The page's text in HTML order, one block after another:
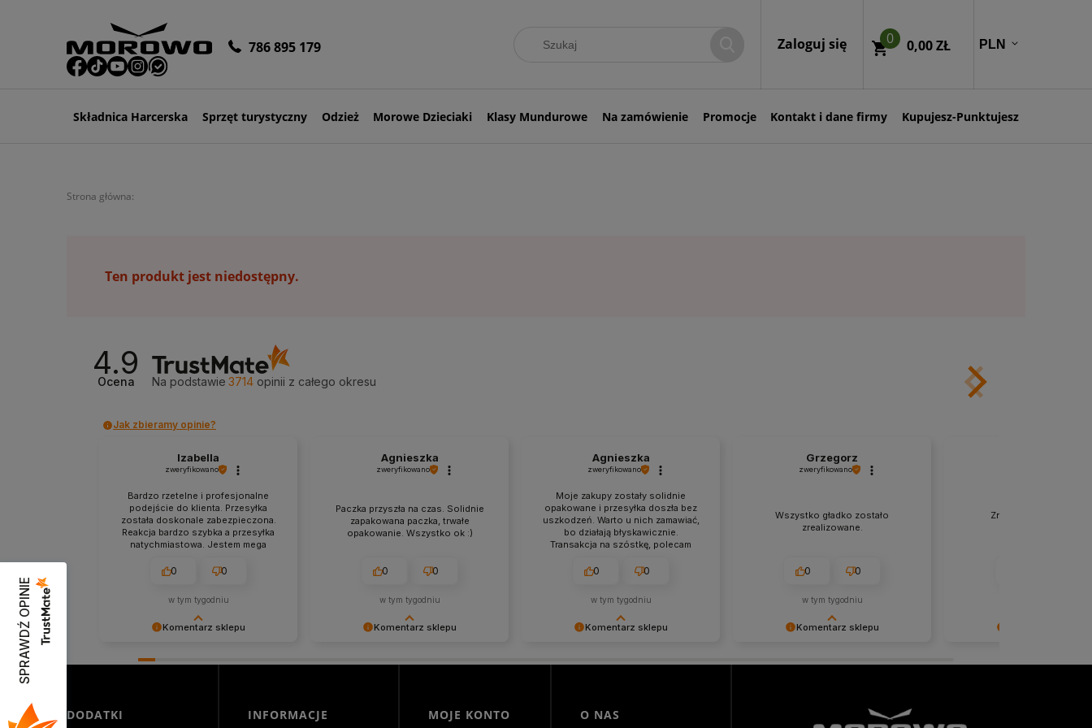
786 895 179 Zaloguj się 0 0,00 ZŁ
Składnica Harcerska Sprzęt turystyczny Odzież Morowe Dzieciaki Klasy Mundurowe Na zamówienie Promocje Kontakt i dane firmy Kupujesz-Punktujesz
Strona główna:
Ten produkt jest niedostępny.
4.9
Ocena Na podstawie 3714 opinii z całego okresu
Jak zbieramy opinie?
Komentarz sklepu
obsługa trafiła w Twoje gusta. Mamy
Izabella
zweryfikowano
Bardzo rzetelne i profesjonalne
podejście do klienta. Przesyłka
została doskonale zabezpieczona.
Reakcja bardzo szybka a przesyłka
natychmiastowa. Jestem mega
sklepie.
0 0
w tym tygodniu
Komentarz sklepu
Cieszymy się, że zakup przeszedł
świetnym klientom. Dziękujemy raz
Agnieszka
zweryfikowano
Paczka przyszła na czas. Solidnie
zapakowana paczka, trwałe
opakowanie. Wszystko ok :)
0 0
w tym tygodniu
Komentarz sklepu
ciepło oceniłeś naszą pracę. Mamy
pozdrawiamy, Morowo Team
Agnieszka
zweryfikowano
Moje zakupy zostały solidnie
opakowane i przesyłka doszła bez
uszkodzeń. Warto u nich zamawiać,
bo działają błyskawicznie.
Transakcja na szóstkę, polecam
0 0
w tym tygodniu
Komentarz sklepu
obsługa trafiła w Twoje gusta. Mamy
Grzegorz
zweryfikowano
Wszystko gładko zostało
zrealizowane.
0 0
w tym tygodniu
zaufanie. Jesteśmy
Znakomity kontakt,
DODATKI INFORMACJE MOJE KONTO O NAS
SPRAWDŹ OPINIE